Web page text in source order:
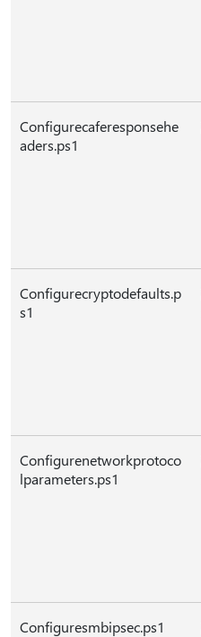
Configurecaferesponsehe
aders.ps1
Configurecryptodefaults.p
s1
Configurenetworkprotoco
lparameters.ps1
Configuresmbipsec.ps1